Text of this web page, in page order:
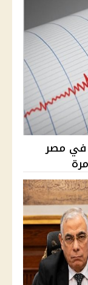
في مصر